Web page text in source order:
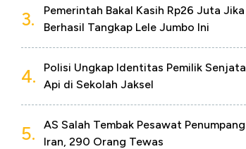
3.
Pemerintah Bakal Kasih Rp26 Juta Jika
Berhasil Tangkap Lele Jumbo Ini
4.
Polisi Ungkap Identitas Pemilik Senjata
Api di Sekolah Jaksel
5.
AS Salah Tembak Pesawat Penumpang
Iran, 290 Orang Tewas